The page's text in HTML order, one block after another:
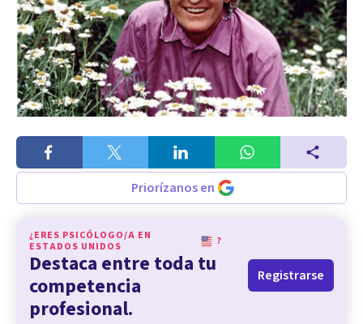
Priorízanos en
¿ERES PSICÓLOGO/A EN
ESTADOS UNIDOS
?
Destaca entre toda tu
competencia
profesional.
Registrarse